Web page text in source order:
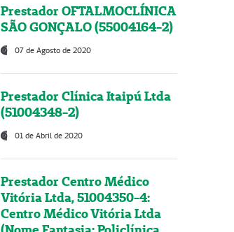
Prestador OFTALMOCLÍNICA
SÃO GONÇALO (55004164-2)
07 de Agosto de 2020
Prestador Clínica Itaipú Ltda
(51004348-2)
01 de Abril de 2020
Prestador Centro Médico
Vitória Ltda, 51004350-4:
Centro Médico Vitória Ltda